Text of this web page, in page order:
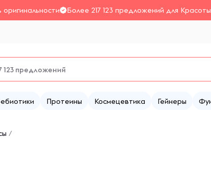
оригинальности Более 217 123 предложений для
Протеины Космецевтика Гейнеры
/